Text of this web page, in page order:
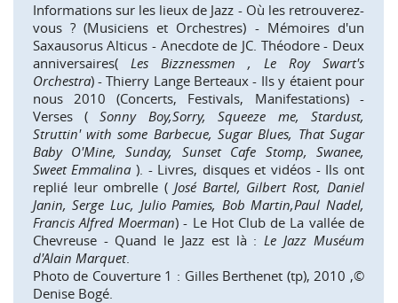
Informations sur les lieux de Jazz - Où les retrouverez-
vous ? (Musiciens et Orchestres) - Mémoires d'un
Saxausorus Alticus - Anecdote de JC. Théodore - Deux
anniversaires( Les Bizznessmen , Le Roy Swart's
Orchestra) - Thierry Lange Berteaux - Ils y étaient pour
nous 2010 (Concerts, Festivals, Manifestations) -
Verses ( Sonny Boy,Sorry, Squeeze me, Stardust,
Struttin' with some Barbecue, Sugar Blues, That Sugar
Baby O'Mine, Sunday, Sunset Cafe Stomp, Swanee,
Sweet Emmalina ). - Livres, disques et vidéos - Ils ont
replié leur ombrelle ( José Bartel, Gilbert Rost, Daniel
Janin, Serge Luc, Julio Pamies, Bob Martin,Paul Nadel,
Francis Alfred Moerman) - Le Hot Club de La vallée de
Chevreuse - Quand le Jazz est là :Le Jazz Muséum
d'Alain Marquet.
Photo de Couverture 1 : Gilles Berthenet (tp), 2010 ,©
Denise Bogé.